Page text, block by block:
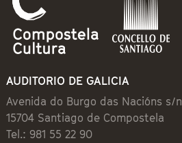
AUDITORIO DE GALICIA
Avenida do Burgo das Nacións s/n
15704 Santiago de Compostela
Tel.: 981 55 22 90